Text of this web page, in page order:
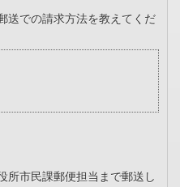
送での請求方法を教えてくだ
所市民課郵便担当まで郵送し